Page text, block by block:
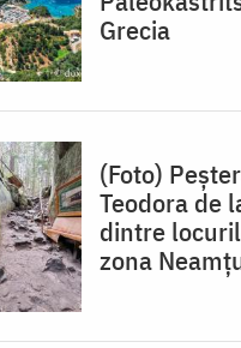
Grecia
(Foto)
Teodora de
dintre
zona